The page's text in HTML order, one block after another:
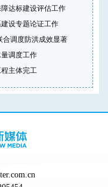
达标建设评估工作
设专题论证工作
合调度防洪成效显著
调度工作
主体完工